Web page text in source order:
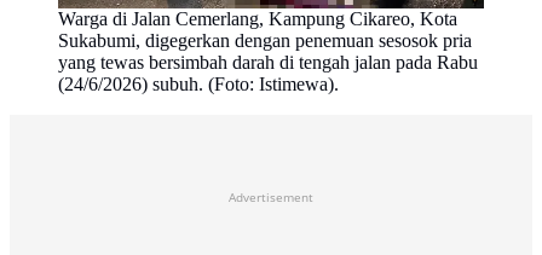
Warga di Jalan Cemerlang, Kampung Cikareo, Kota
Sukabumi, digegerkan dengan penemuan sesosok pria
yang tewas bersimbah darah di tengah jalan pada Rabu
(24/6/2026) subuh. (Foto: Istimewa).
Advertisement